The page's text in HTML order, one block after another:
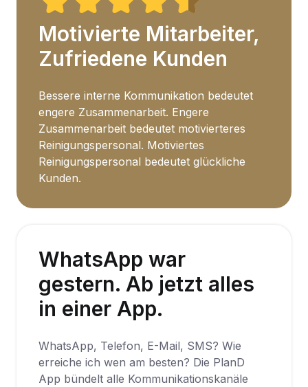
Motivierte Mitarbeiter,
Zufriedene Kunden
Bessere interne Kommunikation bedeutet
engere Zusammenarbeit. Engere
Zusammenarbeit bedeutet motivierteres
Reinigungspersonal. Motiviertes
Reinigungspersonal bedeutet glückliche
Kunden.
WhatsApp war
gestern. Ab jetzt alles
in einer App.
WhatsApp, Telefon, E-Mail, SMS? Wie
erreiche ich wen am besten? Die PlanD
App bündelt alle Kommunikationskanäle